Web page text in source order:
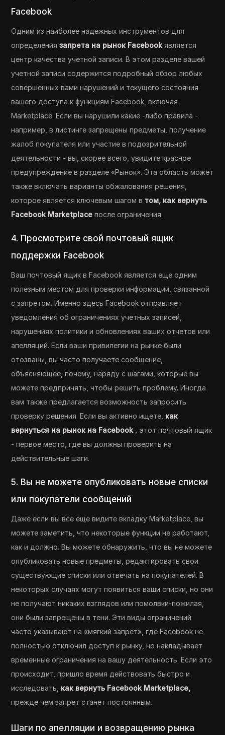
Facebook
Одним из наиболее надежных инструментов для
определениязапрета на рынок Facebook является
центр качества учетной записи. В этом разделе вашей
учетной записи содержится подробный обзор любых
совершенных вами нарушений и текущего состояния
вашего доступа к функциям Facebook, включая
Marketplace. Если вы нарушили какие -либо правила -
например, в листинге запрещены предметы, получение
жалоб покупателя или участие в подозрительной
деятельности - вы, скорее всего, увидите красное
предупреждение в разделе «Рынок». Эта область может
также включать варианты обжалования решения,
которое является ключевым шагом в том, как вернуть
Facebook Marketplace после ограничения.
4. Просмотрите свой почтовый ящик
поддержки Facebook
Ваш почтовый ящик в Facebook является еще одним
полезным местом для проверки информации, связанной
с запретом. Именно здесь Facebook отправляет
уведомления об ограничениях учетных записей,
нарушениях политики и обновлениях ваших отчетов или
апелляций. Если ваши привилегии на рынке были
отозваны, вы часто получаете сообщение,
объясняющее, почему, наряду с шагами, которые вы
можете предпринять, чтобы решить проблему. Иногда
вам также предлагается возможность запросить
проверку решения. Если вы активно ищете, как
вернуться на рынок на Facebook , этот почтовый ящик
- первое место, где вы должны проверить на
действительные шаги.
5. Вы не можете опубликовать новые списки
или покупатели сообщений
Даже если вы все еще видите вкладку Marketplace, вы
можете заметить, что некоторые функции не работают,
как и должно. Вы можете обнаружить, что вы не можете
опубликовать новые предметы, редактировать свои
существующие списки или отвечать на покупателей. В
некоторых случаях могут появиться ваши списки, но они
не получают никаких взглядов или помолвки-пожилая,
они были запрещены в тени. Эти виды ограничений
часто указывают на «мягкий запрет», где Facebook не
полностью отключил доступ к рынку, но накладывает
временные ограничения на вашу деятельность. Если это
происходит, пришло время действовать быстро и
исследовать, как вернуть Facebook Marketplace,
прежде чем запрет станет постоянным.
Шаги по апелляции и возвращению рынка